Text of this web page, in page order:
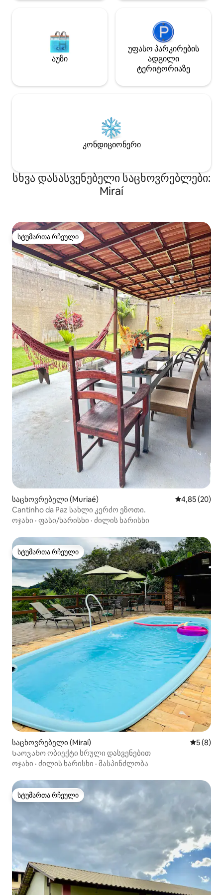
აუზი
უფასო პარკირების
ადგილი
ტერიტორიაზე
კონდიციონერი
სხვა დასასვენებელი საცხოვრებლები:
Miraí
სტუმართა რჩეული
სტუმართა რჩეული
საცხოვრებელი (Muriaé) საშუალო
4,85 (20)
Cantinho da Paz სახლი კერძო ეზოთი.
ოჯახი · ფასი/ხარისხი · ძილის ხარისხი
სტუმართა რჩეული
სტუმართა რჩეული
საცხოვრებელი (Miraí) საშუალო
5 (8)
Საოჯახო ობიექტი სრული დასვენებით
ოჯახი · ძილის ხარისხი · მასპინძლობა
სტუმართა რჩეული
სტუმართა რჩეული